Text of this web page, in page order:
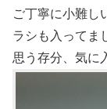
ご丁寧に小難し
ラシも入ってま
思う存分、気に